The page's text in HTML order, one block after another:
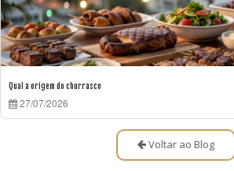
Qual a origem do churrasco
27/07/2026
Voltar ao Blog